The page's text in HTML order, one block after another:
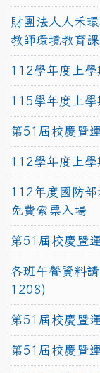
財團法人人禾
教師環境教育
112學年度上
115學年度上
第51屆校慶暨
112學年度上
112年度國防
免費索票入場
第51屆校慶暨
各班午餐資料
1208)
第51屆校慶暨
第51屆校慶暨